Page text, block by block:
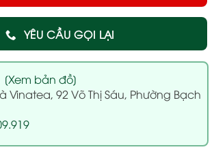
YÊU CẦU GỌI LẠI
[Xem bản đồ]
Vinatea, 92 Võ Thị Sáu, Phường Bạch